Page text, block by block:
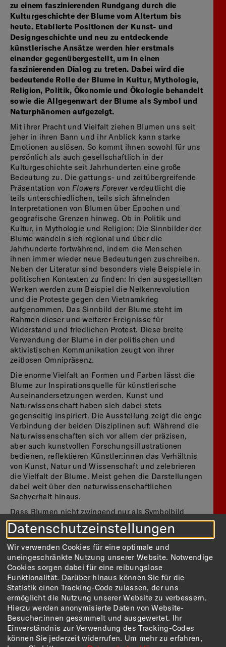
zu einem faszinierenden Rundgang durch die
Kulturgeschichte der Blume vom Altertum bis
heute. Etablierte Positionen der Kunst- und
Designgeschichte und neu zu entdeckende
künstlerische Ansätze werden hier erstmals
einander gegenübergestellt, um in einen
faszinierenden Dialog zu treten. Dabei wird die
bedeutende Rolle der Blume in Kultur, Mythologie,
Religion, Politik, Ökonomie und Ökologie behandelt
sowie die Allgegenwart der Blume als Symbol und
Naturphänomen aufgezeigt.
Mit ihrer Pracht und Vielfalt ziehen Blumen uns seit
jeher in ihren Bann und ihr Anblick kann starke
Emotionen auslösen. So kommt ihnen sowohl für uns
persönlich als auch gesellschaftlich in der
Kulturgeschichte seit Jahrhunderten eine große
Bedeutung zu. Die gattungs- und zeitübergreifende
Präsentation von Flowers Foreververdeutlicht die
teils unterschiedlichen, teils sich ähnelnden
Interpretationen von Blumen über Epochen und
geografische Grenzen hinweg. Ob in Politik und
Kultur, in Mythologie und Religion: Die Sinnbilder der
Blume wandeln sich regional und über die
Jahrhunderte fortwährend, indem die Menschen
ihnen immer wieder neue Bedeutungen zuschreiben.
Neben der Literatur sind besonders viele Beispiele in
politischen Kontexten zu finden: In den ausgestellten
Werken werden zum Beispiel die Nelkenrevolution
und die Proteste gegen den Vietnamkrieg
aufgenommen. Das Sinnbild der Blume steht im
Rahmen dieser und weiterer Ereignisse für
Widerstand und friedlichen Protest. Diese breite
Verwendung der Blume in der politischen und
aktivistischen Kommunikation zeugt von ihrer
zeitlosen Omnipräsenz.
Die enorme Vielfalt an Formen und Farben lässt die
Blume zur Inspirationsquelle für künstlerische
Auseinandersetzungen werden. Kunst und
Naturwissenschaft haben sich dabei stets
gegenseitig inspiriert. Die Ausstellung zeigt die enge
Verbindung der beiden Disziplinen auf: Während die
Naturwissenschaften sich vor allem der präzisen,
aber auch kunstvollen Forschungsillustrationen
bedienen, reflektieren Künstler:innen das Verhältnis
von Kunst, Natur und Wissenschaft und zelebrieren
die Vielfalt der Blume. Meist gehen die Darstellungen
dabei weit über den naturwissenschaftlichen
Sachverhalt hinaus.
Dass Blumen nicht zwingend nur als Symbolbild
fungieren, zeigt die Klassifizierung als Produkt auf
dem heutigen Markt. In vergangenen Jahrhunderten
waren Blumen begehrte Statussymbole, heute
werden sie als Massenprodukt global gehandelt. So
rückt die Blume aktuell als ebenso fragiler wie
unverzichtbarer Bestandteil der weltweiten
ökologischen und ökonomischen Systeme in den
Fokus. Die Ausstellung versammelt künstlerische
Positionen, die diesen soziopolitischen Fragen
nachgehen. Der menschliche Umgang mit der Blume
als Massenprodukt regt einige der Künstler:innen an,
das Konsumverhalten und die Auswirkungen des
menschlichen Handelns auf die Umwelt zu
Datenschutzeinstellungen
Wir verwenden Cookies für eine optimale und
uneingeschränkte Nutzung unserer Website. Notwendige
Cookies sorgen dabei für eine reibungslose
Funktionalität. Darüber hinaus können Sie für die
Statistik einen Tracking-Code zulassen, der uns
ermöglicht die Nutzung unserer Website zu verbessern.
Hierzu werden anonymisierte Daten von Website-
Besucher:innen gesammelt und ausgewertet. Ihr
Einverständnis zur Verwendung des Tracking-Codes
können Sie jederzeit widerrufen. Um mehr zu erfahren,